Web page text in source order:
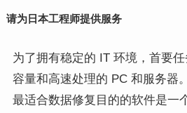
请为日本工程师提供服务
为了拥有稳定的 IT 环境，首要
容量和高速处理的 PC 和服务器
最适合数据修复目的的软件是一